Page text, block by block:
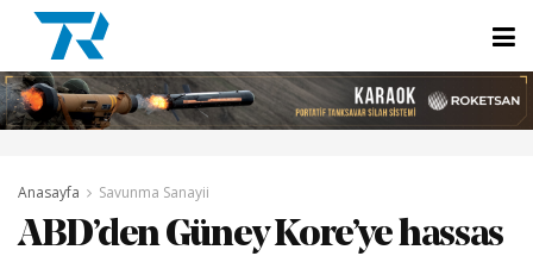
Anasayfa Savunma Sanayii
ABD’den Güney Kore’ye hassas